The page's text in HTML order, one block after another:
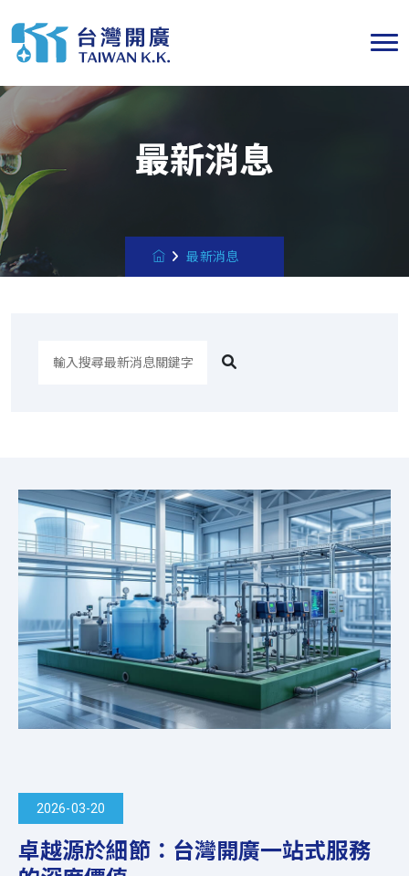
最新消息
最新消息
2026-03-20
卓越源於細節：台灣開廣一站式服務